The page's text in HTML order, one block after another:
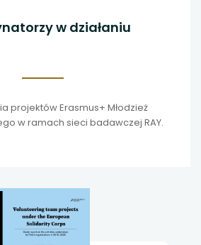
w działaniu
projektów Erasmus+ Młodzież
w ramach sieci badawczej RAY.